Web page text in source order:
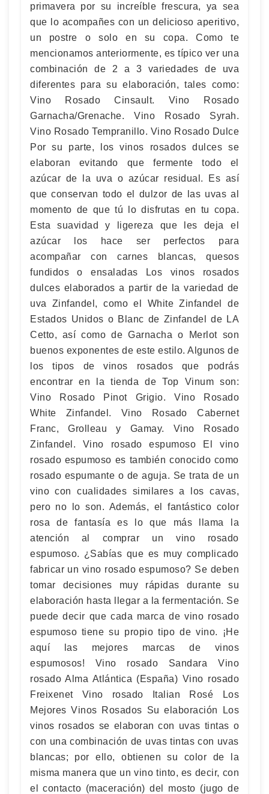
primavera por su increíble frescura, ya sea
que lo acompañes con un delicioso aperitivo,
un postre o solo en su copa. Como te
mencionamos anteriormente, es típico ver una
combinación de 2 a 3 variedades de uva
diferentes para su elaboración, tales como:
Vino Rosado Cinsault. Vino Rosado
Garnacha/Grenache. Vino Rosado Syrah.
Vino Rosado Tempranillo. Vino Rosado Dulce
Por su parte, los vinos rosados dulces se
elaboran evitando que fermente todo el
azúcar de la uva o azúcar residual. Es así
que conservan todo el dulzor de las uvas al
momento de que tú lo disfrutas en tu copa.
Esta suavidad y ligereza que les deja el
azúcar los hace ser perfectos para
acompañar con carnes blancas, quesos
fundidos o ensaladas Los vinos rosados
dulces elaborados a partir de la variedad de
uva Zinfandel, como el White Zinfandel de
Estados Unidos o Blanc de Zinfandel de LA
Cetto, así como de Garnacha o Merlot son
buenos exponentes de este estilo. Algunos de
los tipos de vinos rosados que podrás
encontrar en la tienda de Top Vinum son:
Vino Rosado Pinot Grigio. Vino Rosado
White Zinfandel. Vino Rosado Cabernet
Franc, Grolleau y Gamay. Vino Rosado
Zinfandel. Vino rosado espumoso El vino
rosado espumoso es también conocido como
rosado espumante o de aguja. Se trata de un
vino con cualidades similares a los cavas,
pero no lo son. Además, el fantástico color
rosa de fantasía es lo que más llama la
atención al comprar un vino rosado
espumoso. ¿Sabías que es muy complicado
fabricar un vino rosado espumoso? Se deben
tomar decisiones muy rápidas durante su
elaboración hasta llegar a la fermentación. Se
puede decir que cada marca de vino rosado
espumoso tiene su propio tipo de vino. ¡He
aquí las mejores marcas de vinos
espumosos! Vino rosado Sandara Vino
rosado Alma Atlántica (España) Vino rosado
Freixenet Vino rosado Italian Rosé Los
Mejores Vinos Rosados Su elaboración Los
vinos rosados se elaboran con uvas tintas o
con una combinación de uvas tintas con uvas
blancas; por ello, obtienen su color de la
misma manera que un vino tinto, es decir, con
el contacto (maceración) del mosto (jugo de